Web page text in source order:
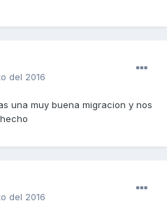
del 2016
una muy buena migracion y nos
del 2016